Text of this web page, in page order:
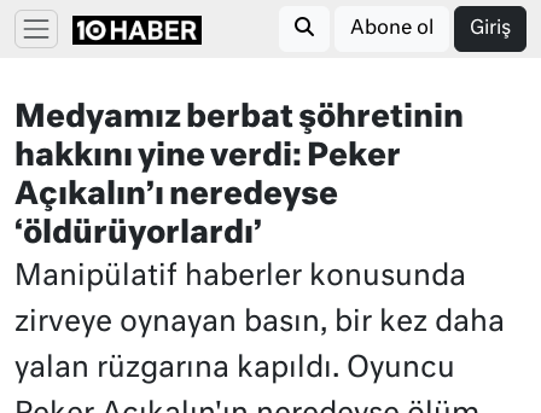
Abone ol Giriş
Medyamız berbat şöhretinin
hakkını yine verdi: Peker
Açıkalın’ı neredeyse
‘öldürüyorlardı’
Manipülatif haberler konusunda
zirveye oynayan basın, bir kez daha
yalan rüzgarına kapıldı. Oyuncu